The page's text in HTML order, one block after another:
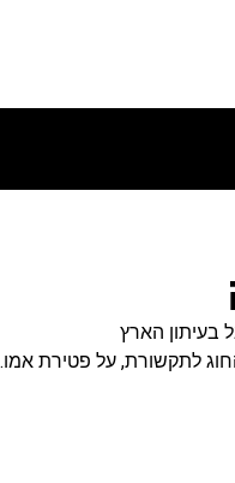
בעיתון הארץ
לתקשורת, על פטירת אמו.